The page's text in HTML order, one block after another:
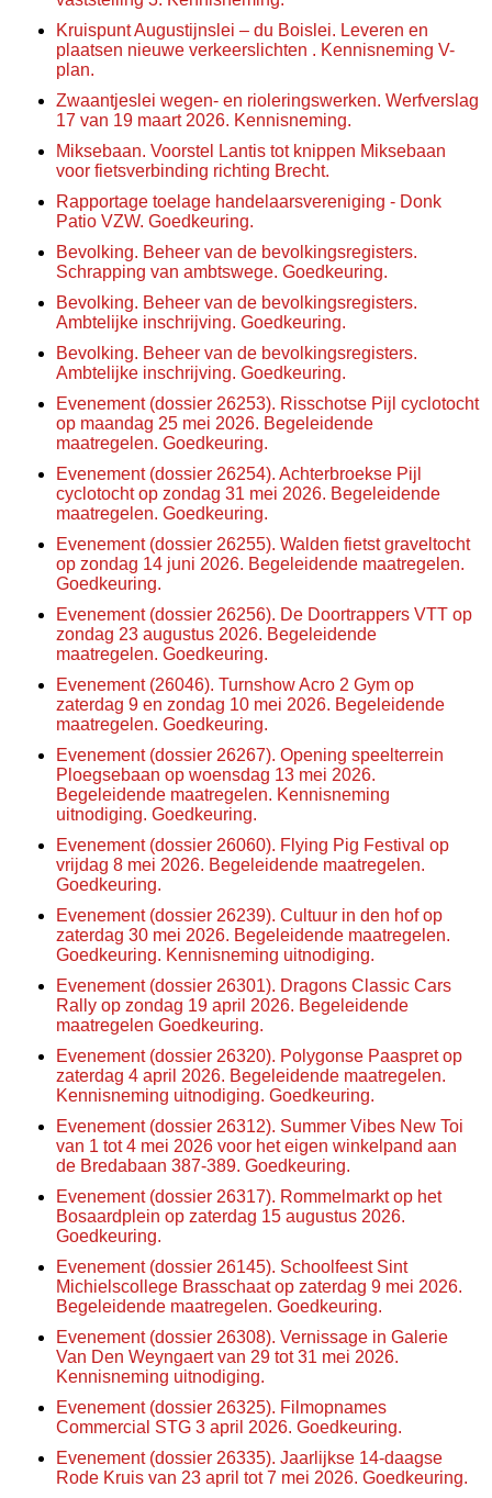
Kruispunt Augustijnslei – du Boislei. Leveren en
plaatsen nieuwe verkeerslichten . Kennisneming V-
plan.
Zwaantjeslei wegen- en rioleringswerken. Werfverslag
17 van 19 maart 2026. Kennisneming.
Miksebaan. Voorstel Lantis tot knippen Miksebaan
voor fietsverbinding richting Brecht.
Rapportage toelage handelaarsvereniging - Donk
Patio VZW. Goedkeuring.
Bevolking. Beheer van de bevolkingsregisters.
Schrapping van ambtswege. Goedkeuring.
Bevolking. Beheer van de bevolkingsregisters.
Ambtelijke inschrijving. Goedkeuring.
Bevolking. Beheer van de bevolkingsregisters.
Ambtelijke inschrijving. Goedkeuring.
Evenement (dossier 26253). Risschotse Pijl cyclotocht
op maandag 25 mei 2026. Begeleidende
maatregelen. Goedkeuring.
Evenement (dossier 26254). Achterbroekse Pijl
cyclotocht op zondag 31 mei 2026. Begeleidende
maatregelen. Goedkeuring.
Evenement (dossier 26255). Walden fietst graveltocht
op zondag 14 juni 2026. Begeleidende maatregelen.
Goedkeuring.
Evenement (dossier 26256). De Doortrappers VTT op
zondag 23 augustus 2026. Begeleidende
maatregelen. Goedkeuring.
Evenement (26046). Turnshow Acro 2 Gym op
zaterdag 9 en zondag 10 mei 2026. Begeleidende
maatregelen. Goedkeuring.
Evenement (dossier 26267). Opening speelterrein
Ploegsebaan op woensdag 13 mei 2026.
Begeleidende maatregelen. Kennisneming
uitnodiging. Goedkeuring.
Evenement (dossier 26060). Flying Pig Festival op
vrijdag 8 mei 2026. Begeleidende maatregelen.
Goedkeuring.
Evenement (dossier 26239). Cultuur in den hof op
zaterdag 30 mei 2026. Begeleidende maatregelen.
Goedkeuring. Kennisneming uitnodiging.
Evenement (dossier 26301). Dragons Classic Cars
Rally op zondag 19 april 2026. Begeleidende
maatregelen Goedkeuring.
Evenement (dossier 26320). Polygonse Paaspret op
zaterdag 4 april 2026. Begeleidende maatregelen.
Kennisneming uitnodiging. Goedkeuring.
Evenement (dossier 26312). Summer Vibes New Toi
van 1 tot 4 mei 2026 voor het eigen winkelpand aan
de Bredabaan 387-389. Goedkeuring.
Evenement (dossier 26317). Rommelmarkt op het
Bosaardplein op zaterdag 15 augustus 2026.
Goedkeuring.
Evenement (dossier 26145). Schoolfeest Sint
Michielscollege Brasschaat op zaterdag 9 mei 2026.
Begeleidende maatregelen. Goedkeuring.
Evenement (dossier 26308). Vernissage in Galerie
Van Den Weyngaert van 29 tot 31 mei 2026.
Kennisneming uitnodiging.
Evenement (dossier 26325). Filmopnames
Commercial STG 3 april 2026. Goedkeuring.
Evenement (dossier 26335). Jaarlijkse 14-daagse
Rode Kruis van 23 april tot 7 mei 2026. Goedkeuring.